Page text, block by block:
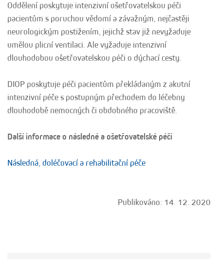
Oddělení poskytuje intenzivní ošetřovatelskou péči
pacientům s poruchou vědomí a závažným, nejčastěji
neurologickým postižením, jejichž stav již nevyžaduje
umělou plicní ventilaci. Ale vyžaduje intenzivní
dlouhodobou ošetřovatelskou péči o dýchací cesty.
DIOP poskytuje péči pacientům překládaným z akutní
intenzivní péče s postupným přechodem do léčebny
dlouhodobě nemocných či obdobného pracoviště.
Další informace o následné a ošetřovatelské péči
Následná, doléčovací a rehabilitační péče
Publikováno: 14. 12. 2020